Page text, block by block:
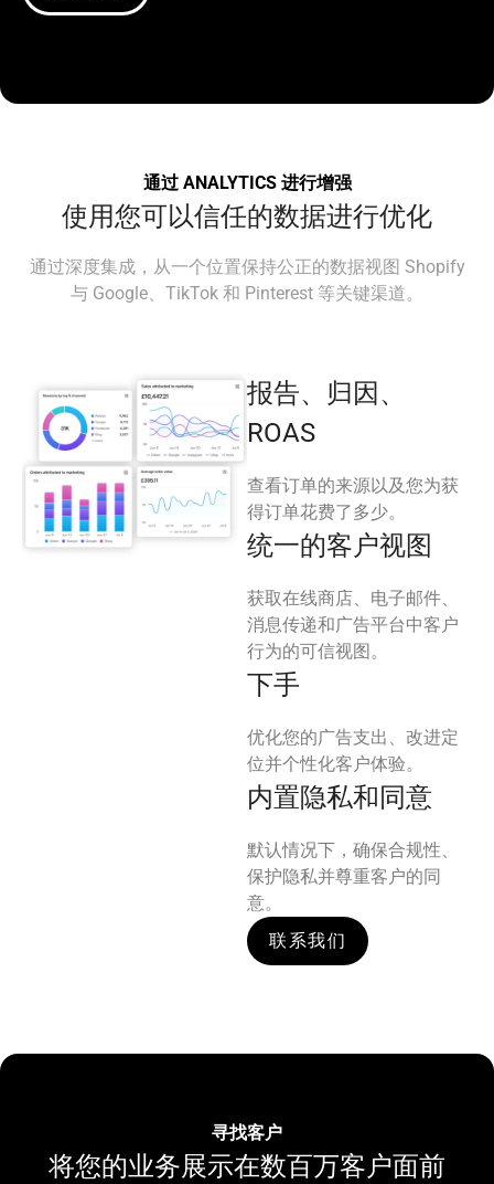
通过 ANALYTICS 进行增强
使用您可以信任的数据进行优化
通过深度集成，从一个位置保持公正的数据视图 Shopify
与 Google、TikTok 和 Pinterest 等关键渠道。
报告、归因、
ROAS
查看订单的来源以及您为获
得订单花费了多少。
统一的客户视图
获取在线商店、电子邮件、
消息传递和广告平台中客户
行为的可信视图。
下手
优化您的广告支出、改进定
位并个性化客户体验。
内置隐私和同意
默认情况下，确保合规性、
保护隐私并尊重客户的同
意。
联系我们
寻找客户
将您的业务展示在数百万客户面前